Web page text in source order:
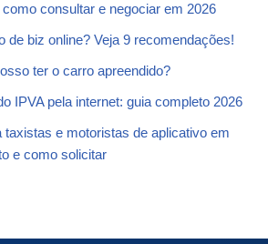
consultar e negociar em 2026
de biz online? Veja 9 recomendações!
ter o carro apreendido?
IPVA pela internet: guia completo 2026
taxistas e motoristas de aplicativo em
e como solicitar